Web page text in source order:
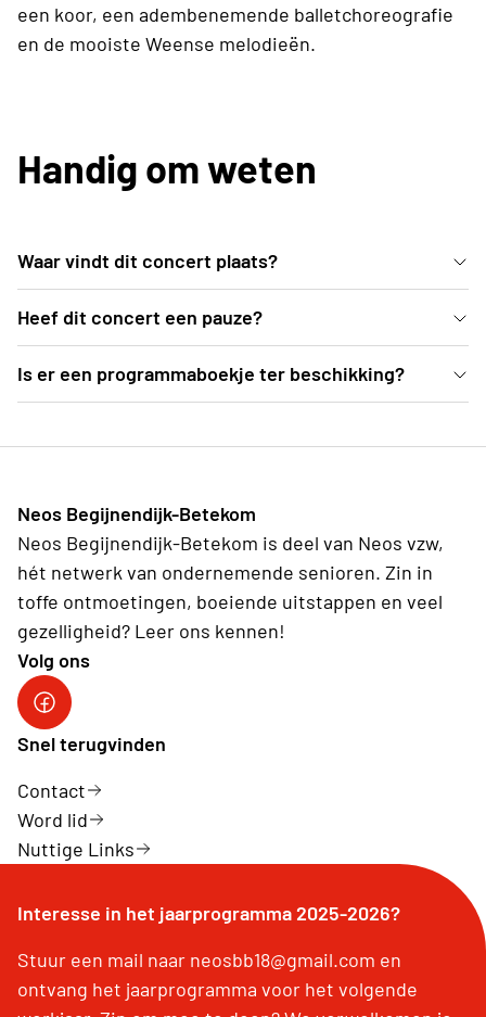
een koor, een adembenemende balletchoreografie
en de mooiste Weense melodieën.
Handig om weten
Waar vindt dit concert plaats?
In de mooie blauwe zaal van deSingel kan je vanuit
comfortabele zetels genieten van dit Weense
concert.
Heef dit concert een pauze?
Ja, er is een pauze voorzien van een 25-tal minuten
Is er een programmaboekje ter beschikking?
Neos Begijnendijk-Betekom
Neos Begijnendijk-Betekom is deel van Neos vzw,
hét netwerk van ondernemende senioren. Zin in
toffe ontmoetingen, boeiende uitstappen en veel
gezelligheid? Leer ons kennen!
Volg ons
facebookgroep
Snel terugvinden
Contact
Word lid
Nuttige Links
Interesse in het jaarprogramma 2025-2026?
Stuur een mail naar neosbb18@gmail.com en
ontvang het jaarprogramma voor het volgende